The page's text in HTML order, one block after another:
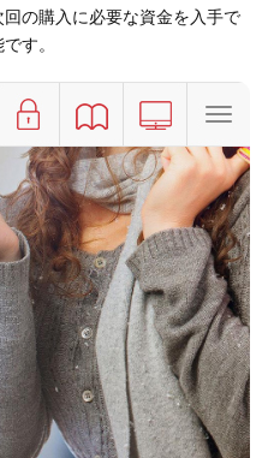
の購入に必要な資金を入手で
す。